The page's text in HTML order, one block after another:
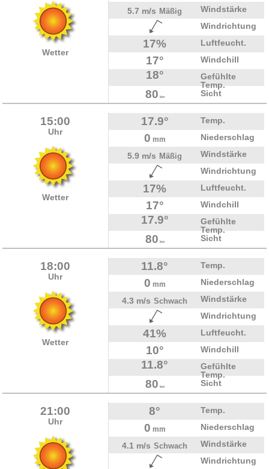
Wetter
5.7 m/s Mäßig
Windstärke
Windrichtung
17% Luftfeucht.
17° Windchill
18°
Gefühlte
Temp.
80 km Sicht
15:00
Uhr
Wetter
17.9° Temp.
0 mm
Niederschlag
5.9 m/s Mäßig
Windstärke
Windrichtung
17% Luftfeucht.
17° Windchill
17.9°
Gefühlte
Temp.
80 km Sicht
18:00
Uhr
Wetter
11.8° Temp.
0 mm
Niederschlag
4.3 m/s Schwach
Windstärke
Windrichtung
41% Luftfeucht.
10° Windchill
11.8°
Gefühlte
Temp.
80 km Sicht
21:00
Uhr
8° Temp.
0 mm
Niederschlag
4.1 m/s Schwach
Windstärke
Windrichtung